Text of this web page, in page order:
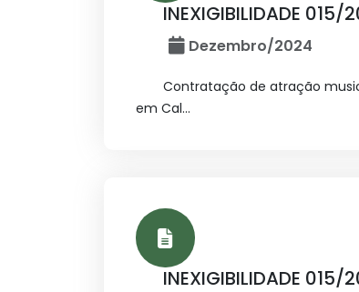
INEXIGIBILIDADE 015/
Dezembro/2024
Contratação de atração
em Cal...
INEXIGIBILIDADE 015/